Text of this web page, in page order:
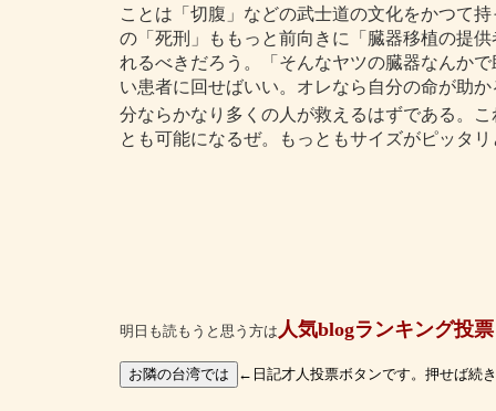
ことは「切腹」などの武士道の文化をかつて
の「死刑」ももっと前向きに「臓器移植の提
れるべきだろう。「そんなヤツの臓器なんか
い患者に回せばいい。オレなら自分の命が助
分ならかなり多くの人が救えるはずである。
とも可能になるぜ。もっともサイズがピッタ
明日も読もうと思う方は 人気blogランキング投票
←日記才人投票ボタンです。押せば続